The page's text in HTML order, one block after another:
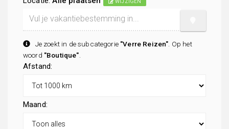
Je zoekt in de subcategorie "Verre Reizen" . Op het
woord "Boutique"
Afstand:
Maand: